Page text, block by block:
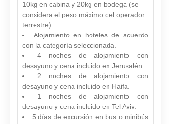
10kg en cabina y 20kg en bodega (se
considera el peso máximo del operador
terrestre).
Alojamiento en hoteles de acuerdo
con la categoría seleccionada.
4 noches de alojamiento con
desayuno y cena incluido en Jerusalén.
2 noches de alojamiento con
desayuno y cena incluido en Haifa.
1 noches de alojamiento con
desayuno y cena incluido en Tel Aviv.
5 días de excursión en bus o minibús